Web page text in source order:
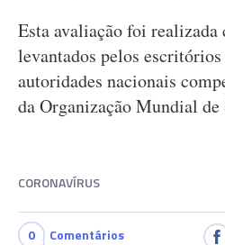
Esta avaliação foi realizada
levantados pelos
autoridades nacionais
da Organização Mundial
CORONAVÍRUS
0 Comentários